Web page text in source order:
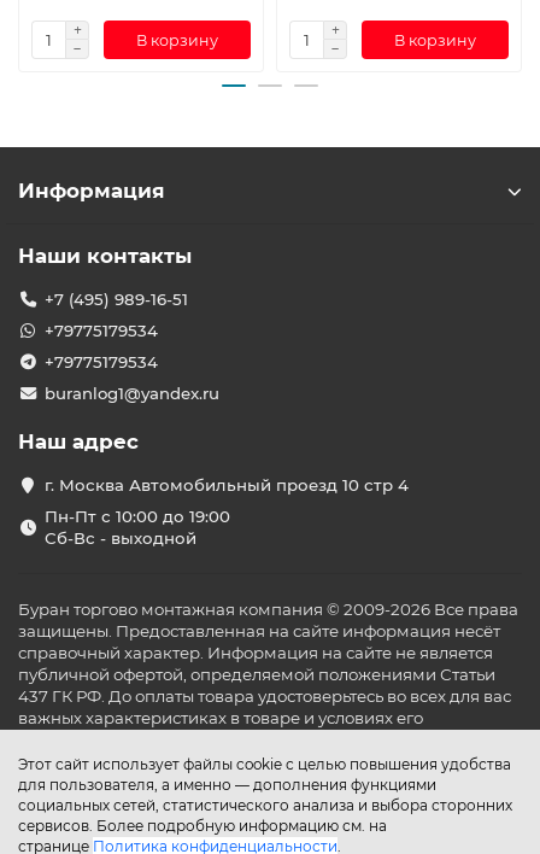
В корзину В корзину
Этот сайт использует файлы cookie с целью повышения удобства
для пользователя, а именно — дополнения функциями
социальных сетей, статистического анализа и выбора сторонних
сервисов. Более подробную информацию см. на
странице Политика конфиденциальности.
Информация
Наши контакты
+7 (495) 989-16-51
+79775179534
+79775179534
buranlog1@yandex.ru
Наш адрес
г. Москва Автомобильный проезд 10 стр 4
Пн-Пт с 10:00 до 19:00
Сб-Вс - выходной
Буран торгово монтажная компания © 2009-2026 Все права
защищены. Предоставленная на сайте информация несёт
справочный характер. Информация на сайте не является
публичной офертой, определяемой положениями Статьи
437 ГК РФ. До оплаты товара удостоверьтесь во всех для вас
важных характеристиках в товаре и условиях его